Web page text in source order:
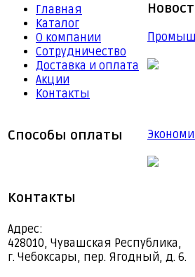
Главная
Каталог
О компании
Сотрудничество
Доставка и оплата
Акции
Контакты
Способы оплаты
Контакты
Адрес:
428010, Чувашская Республика,
г. Чебоксары, пер. Ягодный, д. 6.